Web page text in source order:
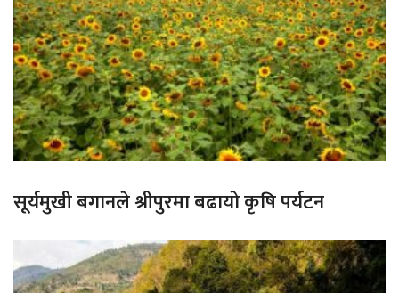
सूर्यमुखी बगानले श्रीपुरमा बढायो कृषि पर्यटन